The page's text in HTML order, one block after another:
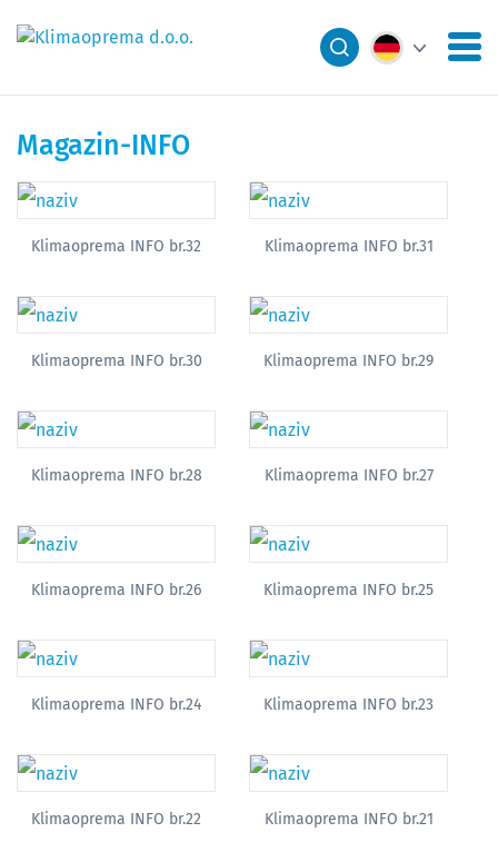
Magazin-INFO
Klimaoprema INFO br.32 Klimaoprema INFO br.31
Klimaoprema INFO br.30 Klimaoprema INFO br.29
Klimaoprema INFO br.28 Klimaoprema INFO br.27
Klimaoprema INFO br.26 Klimaoprema INFO br.25
Klimaoprema INFO br.24 Klimaoprema INFO br.23
Klimaoprema INFO br.22 Klimaoprema INFO br.21